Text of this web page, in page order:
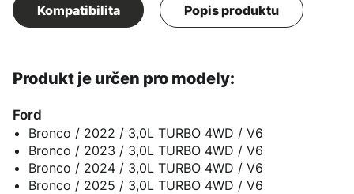
Kompatibilita Popis produktu
Produkt je určen pro modely:
Ford
Bronco / 2022 / 3,0L TURBO 4WD / V6
Bronco / 2023 / 3,0L TURBO 4WD / V6
Bronco / 2024 / 3,0L TURBO 4WD / V6
Bronco / 2025 / 3,0L TURBO 4WD / V6